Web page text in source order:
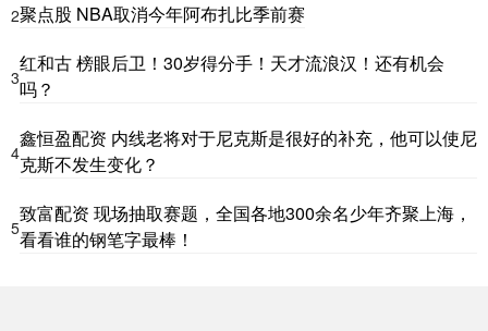
2聚点股 NBA取消今年阿布扎比季前赛
3
红和古 榜眼后卫！30岁得分手！天才流浪汉！还有机会
吗？
4
鑫恒盈配资 内线老将对于尼克斯是很好的补充，他可以使尼
克斯不发生变化？
5
致富配资 现场抽取赛题，全国各地300余名少年齐聚上海，
看看谁的钢笔字最棒！